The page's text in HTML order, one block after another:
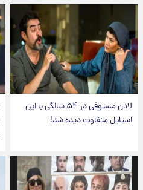
لادن مستوفی در ۵۴ سالگی با این
استایل متفاوت دیده شد!